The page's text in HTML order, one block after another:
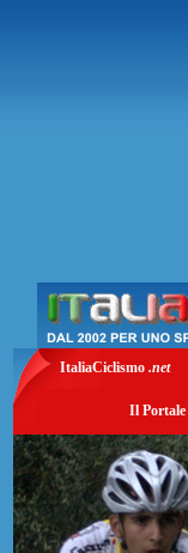
ItaliaCiclismo .net
Il